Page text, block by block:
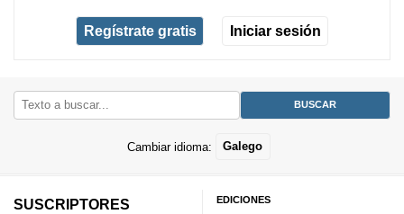
Regístrate gratis Iniciar sesión
Cambiar idioma: Galego
SUSCRIPTORES
EDICIONES